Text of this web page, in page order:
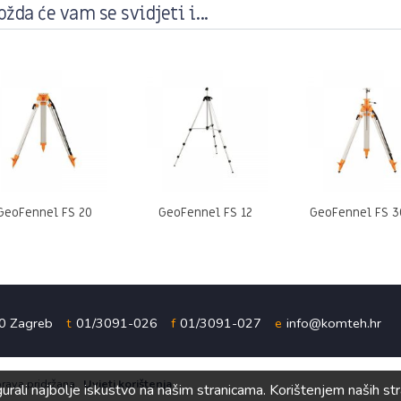
će vam se svidjeti i...
FS 20 GeoFennel FS 12 GeoFennel FS
Zagreb t 01/3091-026 f 01/3091-027 e info@komteh.hr
pridržana. Uvjeti korištenja
najbolje iskustvo na našim stranicama. Korištenjem naših